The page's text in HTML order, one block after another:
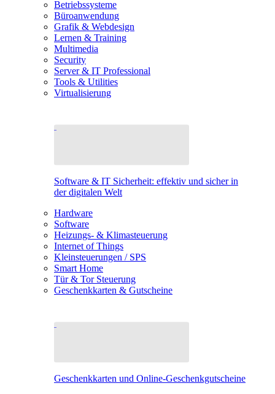
Betriebssysteme
Büroanwendung
Grafik & Webdesign
Lernen & Training
Multimedia
Security
Server & IT Professional
Tools & Utilities
Virtualisierung
Software & IT Sicherheit: effektiv und sicher in
der digitalen Welt
Hardware
Software
Heizungs- & Klimasteuerung
Internet of Things
Kleinsteuerungen / SPS
Smart Home
Tür & Tor Steuerung
Geschenkkarten & Gutscheine
Geschenkkarten und Online-Geschenkgutscheine